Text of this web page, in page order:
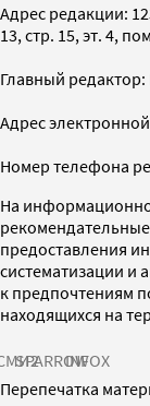
Адрес редакции:
13, стр. 15, эт. 4,
Главный
Адрес
Номер телефона
На
предоставления
систематизации и
к предпочтениям
находящихся на
SPARROWINFOX
Перепечатка